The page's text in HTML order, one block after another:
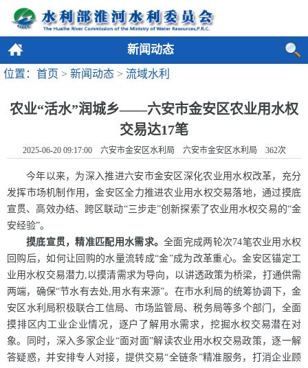
新闻动态
位置：首页 > 新闻动态 > 流域水利
农业“活水”润城乡——六安市金安区农业用水权
交易达17笔
2025-06-20 09:17:00 六安市金安区水利局 六安市金安区水利局 362次
今年以来，为深入推进六安市金安区深化农业用水权改革，充分
发挥市场机制作用，金安区全力推进农业用水权交易落地，通过摸底
宣贯、高效办结、跨区联动“三步走”创新探索了农业用水权交易的“金
安经验”。
摸底宣贯，精准匹配用水需求。全面完成两轮次74笔农业用水权
回购后，如何让回购的水量流转成“金”成为改革重心。金安区锚定工
业用水权交易潜力,以摸清需求为导向，以讲透政策为桥梁，打通供需
两端，确保“节水有去处,用水有来源”。在市水利局的统筹协调下，金
安区水利局积极联合工信局、市场监管局、税务局等多个部门，全面
摸排区内工业企业情况，逐户了解用水需求，挖掘水权交易潜在对
象。同时，深入多家企业“面对面”解读农业用水权交易政策，逐一解
答疑惑，并安排专人对接，提供交易“全链条”精准服务，打消企业顾